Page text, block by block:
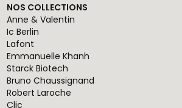
NOS COLLECTIONS
Anne & Valentin
Ic Berlin
Lafont
Emmanuelle Khanh
Starck Biotech
Bruno Chaussignand
Robert Laroche
Clic